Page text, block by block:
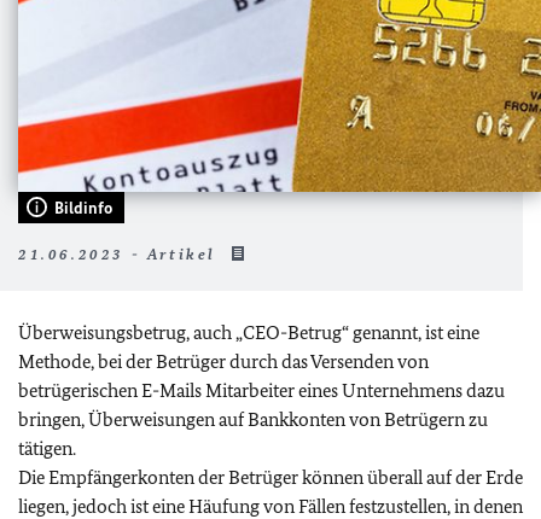
Bildinfo
21.06.2023 - Artikel
Überweisungsbetrug, auch „CEO-Betrug“ genannt, ist eine
Methode, bei der Betrüger durch das Versenden von
betrügerischen E-Mails Mitarbeiter eines Unternehmens dazu
bringen, Überweisungen auf Bankkonten von Betrügern zu
tätigen.
Die Empfängerkonten der Betrüger können überall auf der Erde
liegen, jedoch ist eine Häufung von Fällen festzustellen, in denen